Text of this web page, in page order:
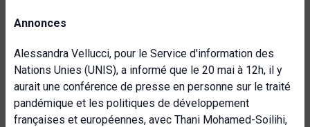
Annonces
Alessandra Vellucci, pour le Service d'information des
Nations Unies (UNIS), a informé que le 20 mai à 12h, il y
aurait une conférence de presse en personne sur le traité
pandémique et les politiques de développement
françaises et européennes, avec Thani Mohamed-Soilihi,